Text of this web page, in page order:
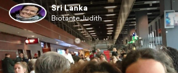
Sri Lanka
BiotanteJudith